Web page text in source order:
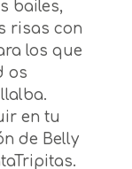
bailes,
risas con
los que
os
en tu
de Belly